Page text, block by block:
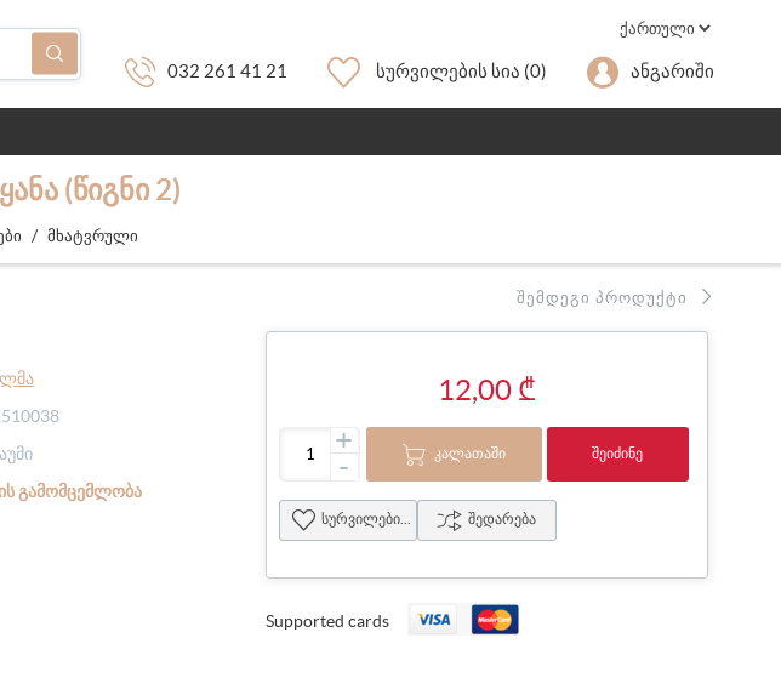
032 261 41 21 Სურვილების Სია (0) Ანგარიში
(ᲬᲘᲒᲜᲘ 2)
/ მხატვრული
ᲨᲔᲛᲓᲔᲒᲘ ᲞᲠᲝᲓᲣᲥᲢᲘ
ᲒᲐᲛᲝᲛᲪᲔᲛᲚᲝᲑᲐ
12,00 ₾
+
- ᲙᲐᲚᲐᲗᲐᲨᲘ ᲨᲔᲘᲫᲘᲜᲔ
სურვილების სია შედარება
Supported cards